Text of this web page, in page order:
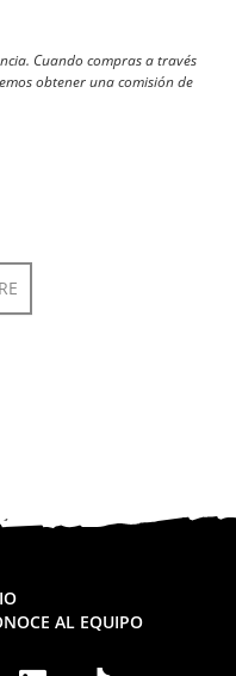
Cuando compras a través
obtener una comisión de
AL EQUIPO